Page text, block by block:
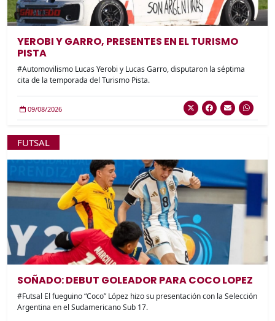
YEROBI Y GARRO, PRESENTES EN EL TURISMO
PISTA
#Automovilismo Lucas Yerobi y Lucas Garro, disputaron la séptima
cita de la temporada del Turismo Pista.
09/08/2026
FUTSAL
SOÑADO: DEBUT GOLEADOR PARA COCO LOPEZ
#Futsal El fueguino “Coco” López hizo su presentación con la Selección
Argentina en el Sudamericano Sub 17.